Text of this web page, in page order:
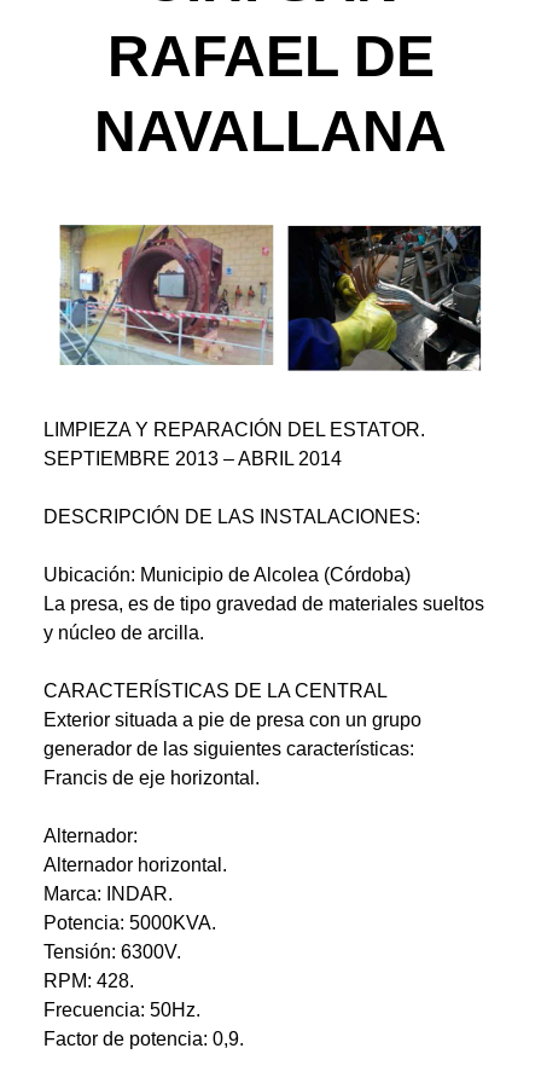
RAFAEL DE
NAVALLANA
LIMPIEZA Y REPARACIÓN DEL ESTATOR.
SEPTIEMBRE 2013 – ABRIL 2014
DESCRIPCIÓN DE LAS INSTALACIONES:
Ubicación: Municipio de Alcolea (Córdoba)
La presa, es de tipo gravedad de materiales sueltos
y núcleo de arcilla.
CARACTERÍSTICAS DE LA CENTRAL
Exterior situada a pie de presa con un grupo
generador de las siguientes características:
Francis de eje horizontal.
Alternador:
Alternador horizontal.
Marca: INDAR.
Potencia: 5000KVA.
Tensión: 6300V.
RPM: 428.
Frecuencia: 50Hz.
Factor de potencia: 0,9.